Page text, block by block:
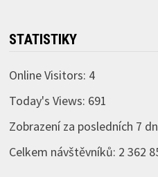
STATISTIKY
Online Visitors: 4
Today's Views: 691
Zobrazení za posledních 7
Celkem návštěvníků: 2 362